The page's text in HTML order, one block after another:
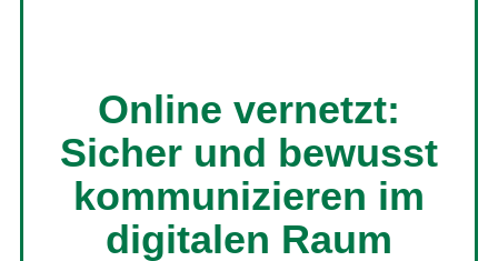
Online vernetzt:
Sicher und bewusst
kommunizieren im
digitalen Raum